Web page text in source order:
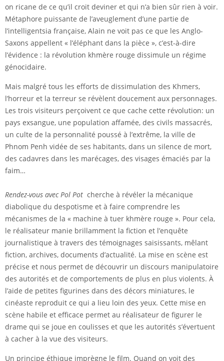
on ricane de ce qu’il croit deviner et qui n’a bien sûr rien à voir.
Métaphore puissante de l’aveuglement d’une partie de
l’intelligentsia française, Alain ne voit pas ce que les Anglo-
Saxons appellent « l’éléphant dans la pièce », c’est-à-dire
l’évidence : la révolution khmère rouge dissimule un régime
génocidaire.
Mais malgré tous les efforts de dissimulation des Khmers,
l’horreur et la terreur se révèlent doucement aux personnages.
Les trois visiteurs perçoivent ce que cache cette révolution: un
pays exsangue, une population affamée, des civils massacrés,
un culte de la personnalité poussé à l’extrême, la ville de
Phnom Penh vidée de ses habitants, dans un silence de mort,
des cadavres dans les marécages, des visages émaciés par la
faim…
Rendez-vous avec Pol Pot cherche à révéler la mécanique
diabolique du despotisme et à faire comprendre les
mécanismes de la « machine à tuer khmère rouge ». Pour cela,
le réalisateur manie brillamment la fiction et l’enquête
journalistique à travers des témoignages saisissants, mêlant
fiction, archives, documents d’actualité. La mise en scène est
précise et nous permet de découvrir un discours manipulatoire
des autorités et de comportements de plus en plus violents. À
l’aide de petites figurines dans des décors miniatures, le
cinéaste reproduit ce qui a lieu loin des yeux. Cette mise en
scène habile et efficace permet au réalisateur de figurer le
drame qui se joue en coulisses et que les autorités s’évertuent
à cacher à la vue des visiteurs.
Un principe éthique imprègne le film. Quand on voit des